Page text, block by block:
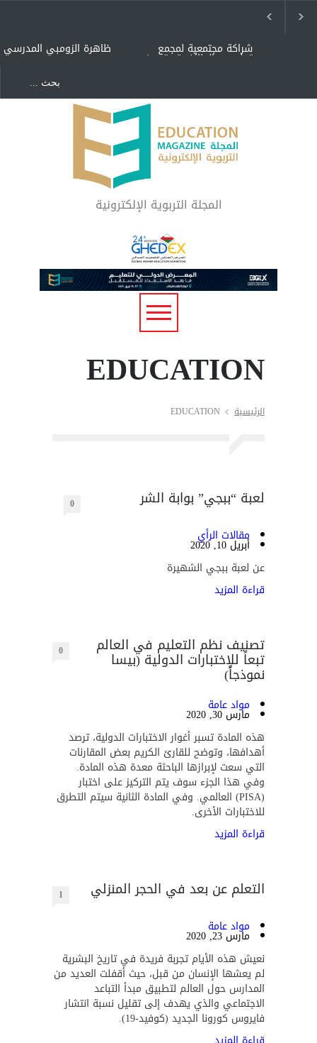
ظاهرة الزومبي المدرسي شراكة مجتمعية لمجمع
تعليمي بالطائف تستهدف
"كنت أنضرب ومافيني إلا
العافية" هل هذا مبرر
لاستمرار أسلوب التربية
المتوارث؟
لماذا تعد برامج توعية الأطفال
بخصوصية الجسد وقاية لا
فضول؟
المجلة التربوية الإلكترونية
EDUCATION
الرئيسية EDUCATION
لعبة “ببجي” بوابة الشر 0
مقالات الرأي
أبريل 10, 2020
عن لعبة ببجي الشهيرة
قراءة المزيد
تصنيف نظم التعليم في العالم
تبعاً للإختبارات الدولية (بيسا
نموذجاً)
0
مواد عامة
مارس 30, 2020
هذه المادة تسبر أغوار الاختبارات الدولية، ترصد
أهدافها، وتوضح للقارئ الكريم بعض المقارنات
التي سعت لإبرازها الباحثة معدة هذه المادة.
وفي هذا الجزء سوف يتم التركيز على اختبار
(PISA) العالمي. وفي المادة الثانية سيتم التطرق
للاختبارات الأخرى.
قراءة المزيد
التعلم عن بعد في الحجر المنزلي 1
مواد عامة
مارس 23, 2020
نعيش هذه الأيام تجربة فريدة في تاريخ البشرية
لم يعشها الإنسان من قبل، حيث أقفلت العديد من
المدارس حول العالم لتطبيق مبدأ التباعد
الاجتماعي والذي يهدف إلى تقليل نسبة انتشار
فايروس كورونا الجديد (كوفيد-19).